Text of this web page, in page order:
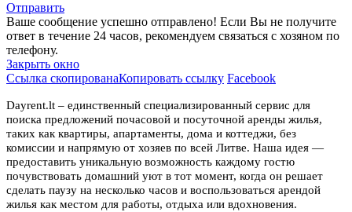
Отправить
Ваше сообщение успешно отправлено! Если Вы не получите
ответ в течение 24 часов, рекомендуем связаться с хозяном по
телефону.
Закрыть окно
Ссылка скопированаКопировать ссылку Facebook
Dayrent.lt – единственный специализированный сервис для
поиска предложений почасовой и посуточной аренды жилья,
таких как квартиры, апартаменты, дома и коттеджи, без
комиссии и напрямую от хозяев по всей Литве. Наша идея —
предоставить уникальную возможность каждому гостю
почувствовать домашний уют в тот момент, когда он решает
сделать паузу на несколько часов и воспользоваться арендой
жилья как местом для работы, отдыха или вдохновения.